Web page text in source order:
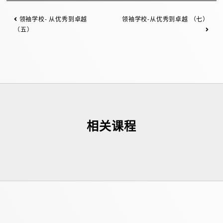
领袖学校- 从优秀到卓越
（五）
领袖学校-从优秀到卓越 （七）
相关课程